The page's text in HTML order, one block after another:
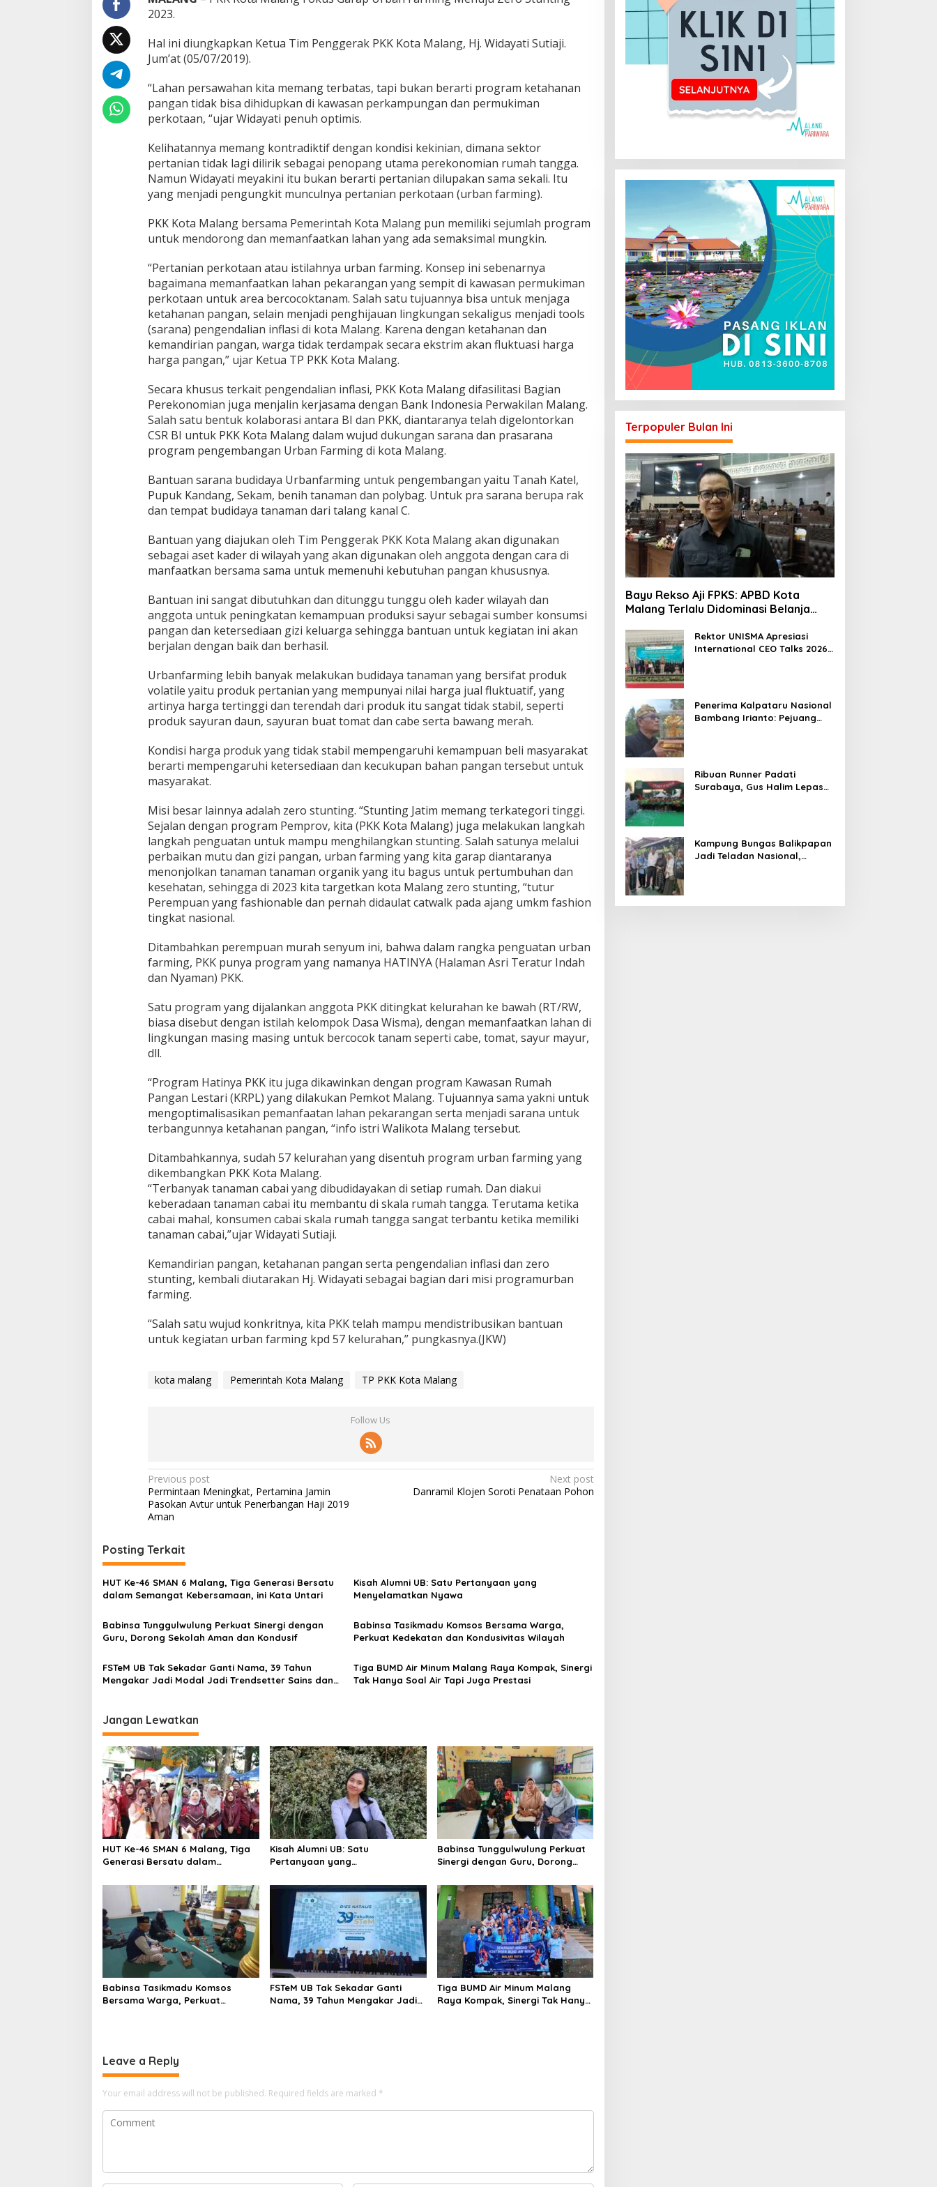
k
u
G
a
r
a
U
r
b
a
n
a
r
m
n
g
M
e
n
u
j
u
e
r
o
S
t
u
i
n
g
0
2
3
2023.
Hal ini diungkapkan Ketua Tim Penggerak PKK Kota Malang, Hj. Widayati Sutiaji.
Jum’at (05/07/2019).
“Lahan persawahan kita memang terbatas, tapi bukan berarti program ketahanan
pangan tidak bisa dihidupkan di kawasan perkampungan dan permukiman
perkotaan, “ujar Widayati penuh optimis.
Kelihatannya memang kontradiktif dengan kondisi kekinian, dimana sektor
pertanian tidak lagi dilirik sebagai penopang utama perekonomian rumah tangga.
Namun Widayati meyakini itu bukan berarti pertanian dilupakan sama sekali. Itu
yang menjadi pengungkit munculnya pertanian perkotaan (urban farming).
PKK Kota Malang bersama Pemerintah Kota Malang pun memiliki sejumlah program
untuk mendorong dan memanfaatkan lahan yang ada semaksimal mungkin.
“Pertanian perkotaan atau istilahnya urban farming. Konsep ini sebenarnya
bagaimana memanfaatkan lahan pekarangan yang sempit di kawasan permukiman
perkotaan untuk area bercocoktanam. Salah satu tujuannya bisa untuk menjaga
ketahanan pangan, selain menjadi penghijauan lingkungan sekaligus menjadi tools
(sarana) pengendalian inflasi di kota Malang. Karena dengan ketahanan dan
kemandirian pangan, warga tidak terdampak secara ekstrim akan fluktuasi harga
harga pangan,” ujar Ketua TP PKK Kota Malang.
Secara khusus terkait pengendalian inflasi, PKK Kota Malang difasilitasi Bagian
Perekonomian juga menjalin kerjasama dengan Bank Indonesia Perwakilan Malang.
Salah satu bentuk kolaborasi antara BI dan PKK, diantaranya telah digelontorkan
CSR BI untuk PKK Kota Malang dalam wujud dukungan sarana dan prasarana
program pengembangan Urban Farming di kota Malang.
Bantuan sarana budidaya Urbanfarming untuk pengembangan yaitu Tanah Katel,
Pupuk Kandang, Sekam, benih tanaman dan polybag. Untuk pra sarana berupa rak
dan tempat budidaya tanaman dari talang kanal C.
Bantuan yang diajukan oleh Tim Penggerak PKK Kota Malang akan digunakan
sebagai aset kader di wilayah yang akan digunakan oleh anggota dengan cara di
manfaatkan bersama sama untuk memenuhi kebutuhan pangan khususnya.
Bantuan ini sangat dibutuhkan dan ditunggu tunggu oleh kader wilayah dan
anggota untuk peningkatan kemampuan produksi sayur sebagai sumber konsumsi
pangan dan ketersediaan gizi keluarga sehingga bantuan untuk kegiatan ini akan
berjalan dengan baik dan berhasil.
Urbanfarming lebih banyak melakukan budidaya tanaman yang bersifat produk
volatile yaitu produk pertanian yang mempunyai nilai harga jual fluktuatif, yang
artinya harga tertinggi dan terendah dari produk itu sangat tidak stabil, seperti
produk sayuran daun, sayuran buat tomat dan cabe serta bawang merah.
Kondisi harga produk yang tidak stabil mempengaruhi kemampuan beli masyarakat
berarti mempengaruhi ketersediaan dan kecukupan bahan pangan tersebut untuk
masyarakat.
Misi besar lainnya adalah zero stunting. “Stunting Jatim memang terkategori tinggi.
Sejalan dengan program Pemprov, kita (PKK Kota Malang) juga melakukan langkah
langkah penguatan untuk mampu menghilangkan stunting. Salah satunya melalui
perbaikan mutu dan gizi pangan, urban farming yang kita garap diantaranya
menonjolkan tanaman tanaman organik yang itu bagus untuk pertumbuhan dan
kesehatan, sehingga di 2023 kita targetkan kota Malang zero stunting, “tutur
Perempuan yang fashionable dan pernah didaulat catwalk pada ajang umkm fashion
tingkat nasional.
Ditambahkan perempuan murah senyum ini, bahwa dalam rangka penguatan urban
farming, PKK punya program yang namanya HATINYA (Halaman Asri Teratur Indah
dan Nyaman) PKK.
Satu program yang dijalankan anggota PKK ditingkat kelurahan ke bawah (RT/RW,
biasa disebut dengan istilah kelompok Dasa Wisma), dengan memanfaatkan lahan di
lingkungan masing masing untuk bercocok tanam seperti cabe, tomat, sayur mayur,
dll.
“Program Hatinya PKK itu juga dikawinkan dengan program Kawasan Rumah
Pangan Lestari (KRPL) yang dilakukan Pemkot Malang. Tujuannya sama yakni untuk
mengoptimalisasikan pemanfaatan lahan pekarangan serta menjadi sarana untuk
terbangunnya ketahanan pangan, “info istri Walikota Malang tersebut.
Ditambahkannya, sudah 57 kelurahan yang disentuh program urban farming yang
dikembangkan PKK Kota Malang.
“Terbanyak tanaman cabai yang dibudidayakan di setiap rumah. Dan diakui
keberadaan tanaman cabai itu membantu di skala rumah tangga. Terutama ketika
cabai mahal, konsumen cabai skala rumah tangga sangat terbantu ketika memiliki
tanaman cabai,”ujar Widayati Sutiaji.
Kemandirian pangan, ketahanan pangan serta pengendalian inflasi dan zero
stunting, kembali diutarakan Hj. Widayati sebagai bagian dari misi programurban
farming.
“Salah satu wujud konkritnya, kita PKK telah mampu mendistribusikan bantuan
untuk kegiatan urban farming kpd 57 kelurahan,” pungkasnya.(JKW)
kota malang Pemerintah Kota Malang TP PKK Kota Malang
Follow Us
P
o
s
t
n
a
v
i
g
t
o
n
Previous post
Permintaan Meningkat, Pertamina Jamin
Pasokan Avtur untuk Penerbangan Haji 2019
Aman
Next post
Danramil Klojen Soroti Penataan Pohon
Posting Terkait
HUT Ke-46 SMAN 6 Malang, Tiga Generasi Bersatu
dalam Semangat Kebersamaan, ini Kata Untari
Kisah Alumni UB: Satu Pertanyaan yang
Menyelamatkan Nyawa
Babinsa Tunggulwulung Perkuat Sinergi dengan
Guru, Dorong Sekolah Aman dan Kondusif
Babinsa Tasikmadu Komsos Bersama Warga,
Perkuat Kedekatan dan Kondusivitas Wilayah
FSTeM UB Tak Sekadar Ganti Nama, 39 Tahun
Mengakar Jadi Modal Jadi Trendsetter Sains dan
Tiga BUMD Air Minum Malang Raya Kompak, Sinergi
Tak Hanya Soal Air Tapi Juga Prestasi
Jangan Lewatkan
HUT Ke-46 SMAN 6 Malang, Tiga
Generasi Bersatu dalam
Untari
Kisah Alumni UB: Satu
Pertanyaan yang
Babinsa Tunggulwulung Perkuat
Sinergi dengan Guru, Dorong
Babinsa Tasikmadu Komsos
Bersama Warga, Perkuat
FSTeM UB Tak Sekadar Ganti
Nama, 39 Tahun Mengakar Jadi
Tiga BUMD Air Minum Malang
Raya Kompak, Sinergi Tak Hanya
Leave a Reply
Your email address will not be published. Required fields are marked *
Terpopuler Bulan Ini
Bayu Rekso Aji FPKS: APBD Kota
Malang Terlalu Didominasi Belanja
Hasil
Rektor UNISMA Apresiasi
International CEO Talks 2026,
Penerima Kalpataru Nasional
Bambang Irianto: Pejuang
Ribuan Runner Padati
Surabaya, Gus Halim Lepas
Kampung Bungas Balikpapan
Jadi Teladan Nasional,
Berkelanjutan